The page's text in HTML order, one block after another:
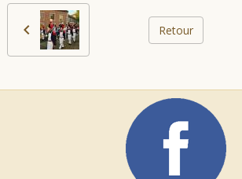
Retour